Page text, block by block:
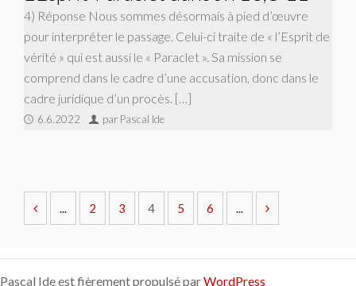
4) Réponse Nous sommes désormais à pied d’œuvre
pour interpréter le passage. Celui-ci traite de « l’Esprit de
vérité » qui est aussi le « Paraclet ». Sa mission se
comprend dans le cadre d’une accusation, donc dans le
cadre juridique d’un procès. […]
6.6.2022 par Pascal Ide
... 2 3 4 5 6 ...
Pascal Ide est fièrement propulsé parWordPress